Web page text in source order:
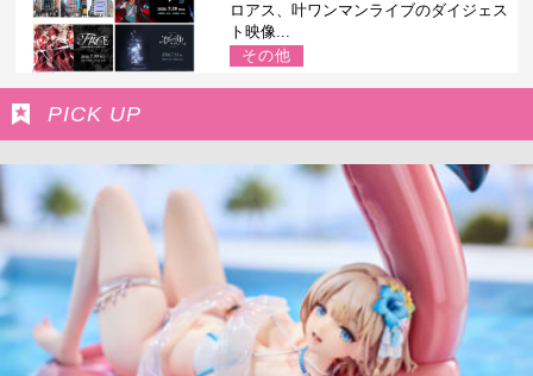
ロアス、叶ワンマンライブのダイジェス
ト映像...
その他
PICK UP